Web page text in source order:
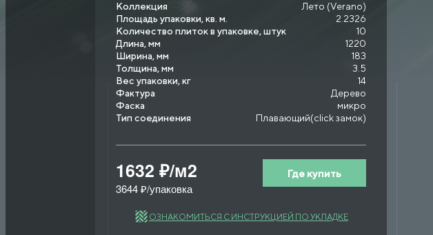
Коллекция
Лето (Verano)
Площадь упаковки, кв. м.
2.2326
Количество плиток в упаковке, штук
10
Длина, мм
1220
Ширина, мм
183
Толщина, мм
3.5
Вес упаковки, кг
14
Фактура
Дерево
Фаска
микро
Тип соединения
Плавающий(click замок)
1632 ₽/м2
3644 ₽/упаковка
Где купить
ОЗНАКОМИТЬСЯ С ИНСТРУКЦИЕЙ ПО УКЛАДКЕ